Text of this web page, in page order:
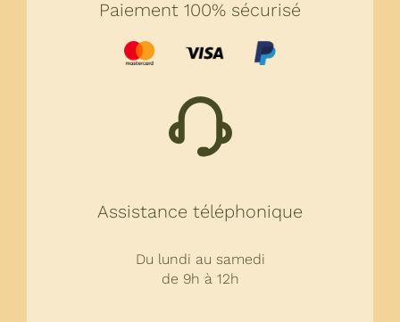
Paiement 100% sécurisé
Assistance téléphonique
Du lundi au samedi
de 9h à 12h